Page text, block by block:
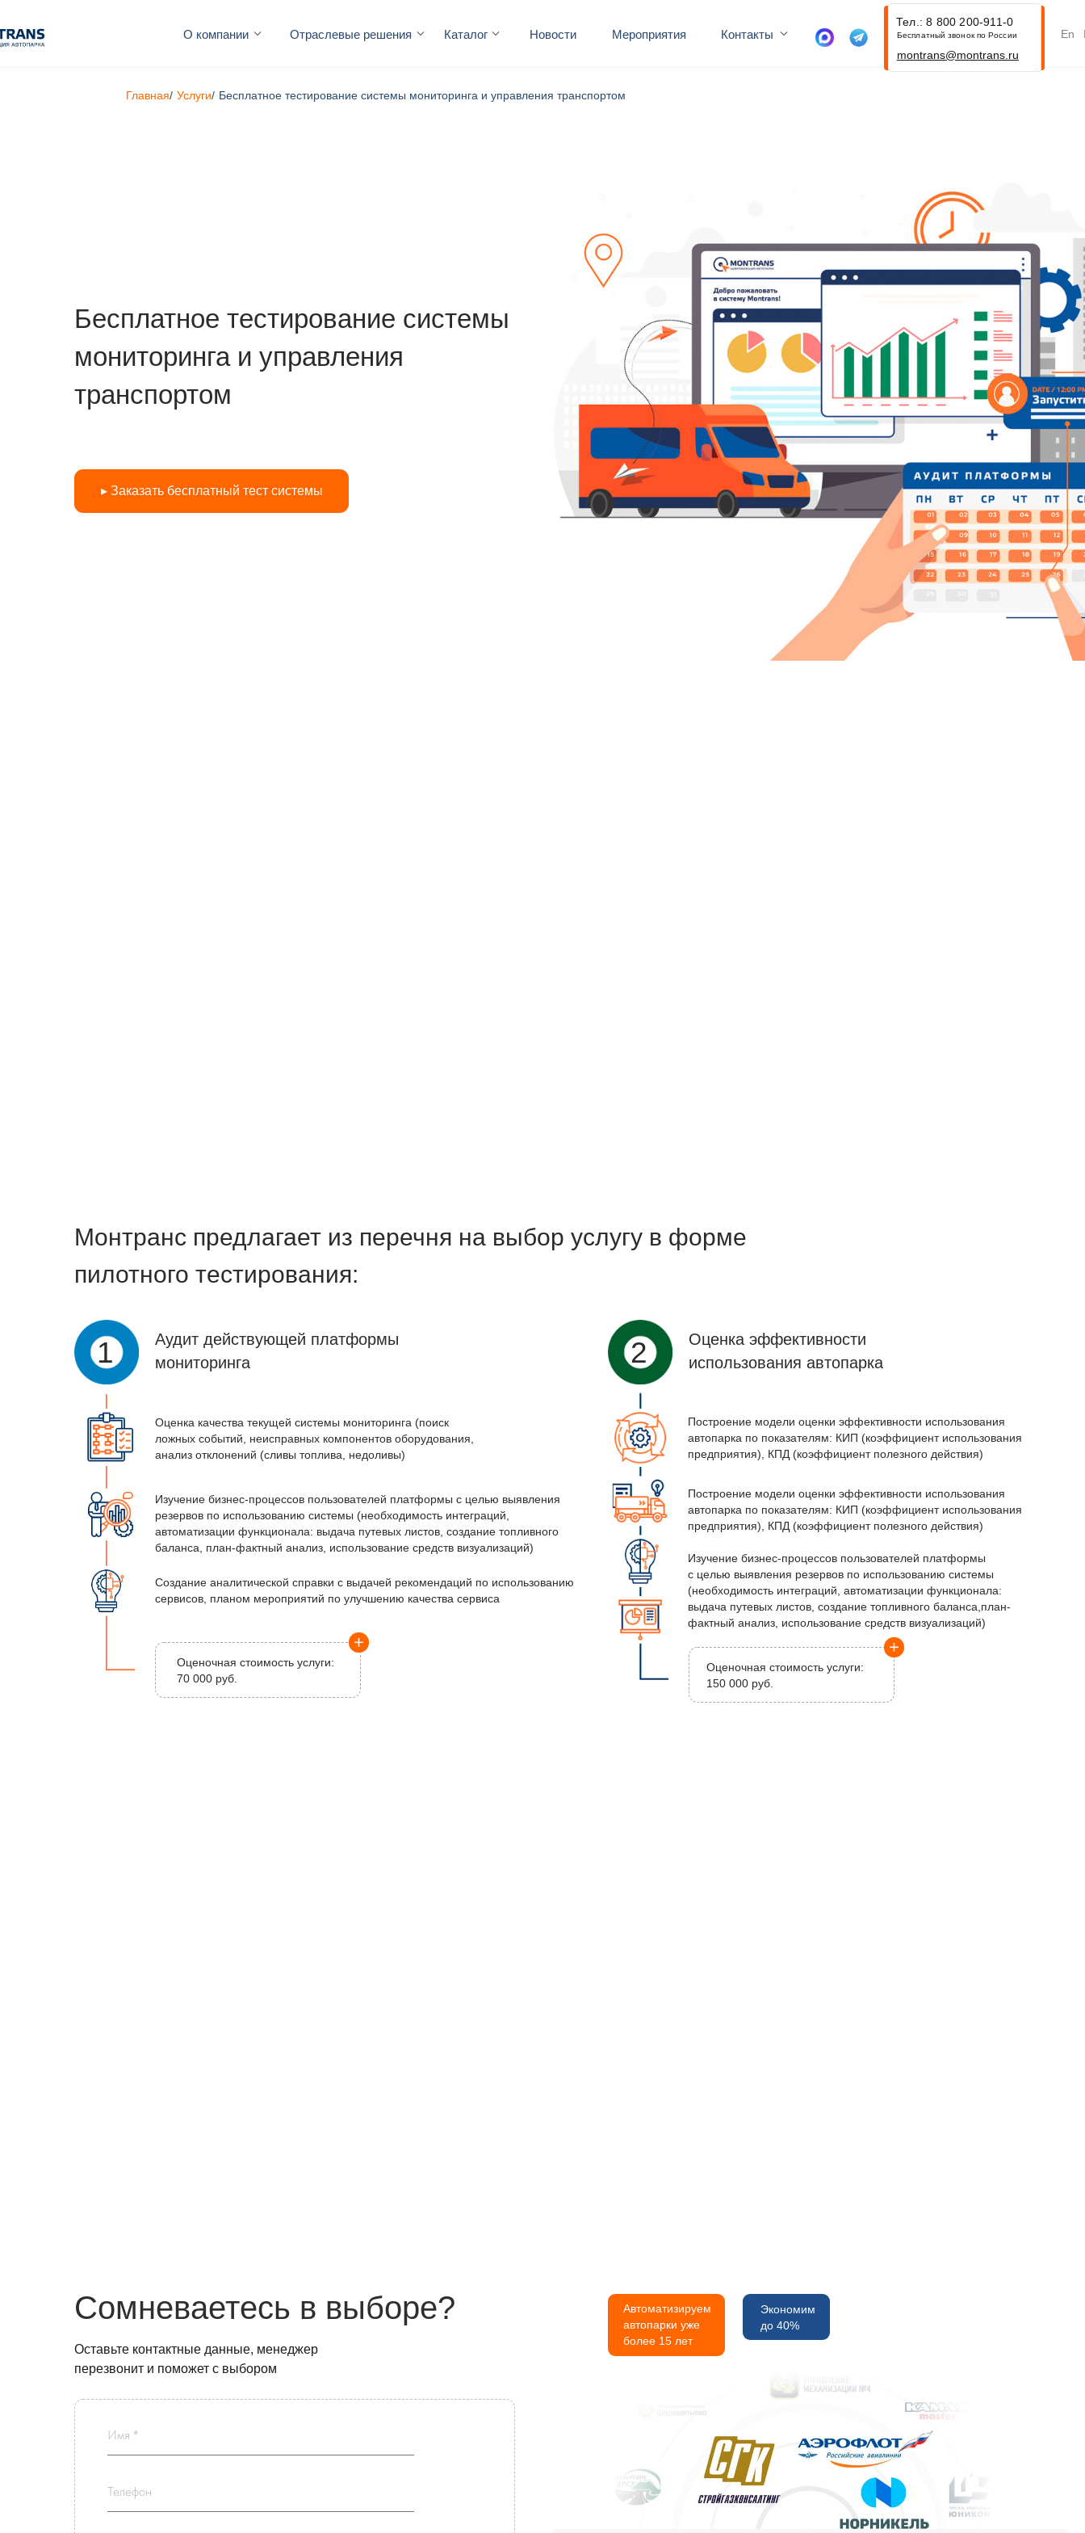
montrans@montrans.ru
Отраслевые решения Мероприятия
Новости
Каталог
О компании Контакты En
Тел.: 8 800 200-911-0
Бесплатный звонок по России
Главная/ Услуги/ Бесплатное тестирование системы мониторинга и управления транспортом
▸ Заказать бесплатный тест системы
Бесплатное тестирование системы
мониторинга и управления
транспортом
Монтранс предлагает из перечня на выбор услугу в форме
пилотного тестирования:
1
Аудит действующей платформы
мониторинга
2
Оценка эффективности
использования автопарка
Оценка качества текущей системы мониторинга (поиск
ложных событий, неисправных компонентов оборудования,
анализ отклонений (сливы топлива, недоливы)
Изучение бизнес-процессов пользователей платформы с целью выявления
резервов по использованию системы (необходимость интеграций,
автоматизации функционала: выдача путевых листов, создание топливного
баланса, план-фактный анализ, использование средств визуализаций)
Создание аналитической справки с выдачей рекомендаций по использованию
сервисов, планом мероприятий по улучшению качества сервиса
Построение модели оценки эффективности использования
автопарка по показателям: КИП (коэффициент использования
предприятия), КПД (коэффициент полезного действия)
Построение модели оценки эффективности использования
автопарка по показателям: КИП (коэффициент использования
предприятия), КПД (коэффициент полезного действия)
Изучение бизнес-процессов пользователей платформы
с целью выявления резервов по использованию системы
(необходимость интеграций, автоматизации функционала:
выдача путевых листов, создание топливного баланса,план-
фактный анализ, использование средств визуализаций)
Оценочная стоимость услуги:
150 000 руб.
Оценочная стоимость услуги:
70 000 руб.
Имя *
Телефон
Сомневаетесь в выборе?
Оставьте контактные данные, менеджер
перезвонит и поможет с выбором
Автоматизируем
автопарки уже
более 15 лет
Экономим
до 40%